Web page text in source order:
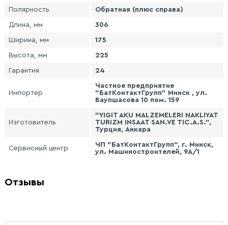
Полярность Обратная (плюс справа)
Длина, мм 306
Ширина, мм 175
Высота, мм 225
Гарантия 24
Импортер
Частное предприятие
"БатКонтактГрупп" Минск , ул.
Ваупшасова 10 пом. 159
Изготовитель
"YIGIT AKU MALZEMELERI NAKLIYAT
TURIZM INSAAT SAN.VE TIC.A.S.",
Турция, Анкара
Сервисный центр
ЧП "БатКонтактГрупп", г. Минск,
ул. Машиностроителей, 9А/1
Отзывы